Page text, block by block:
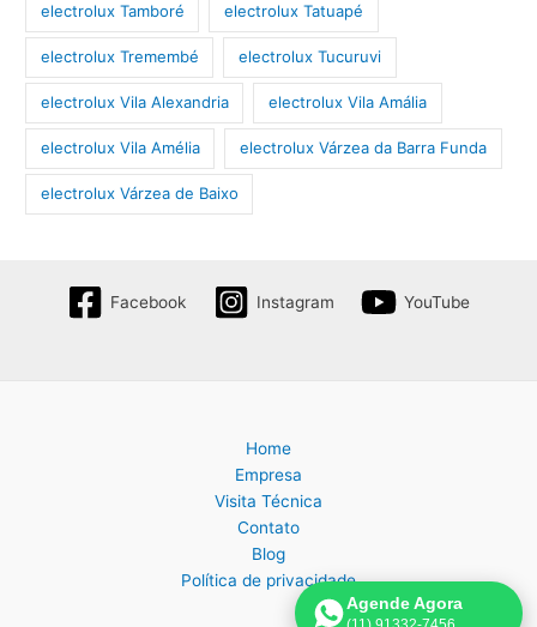
electrolux Tamboré electrolux Tatuapé
electrolux Tremembé electrolux Tucuruvi
electrolux Vila Alexandria electrolux Vila Amália
electrolux Vila Amélia electrolux Várzea da Barra Funda
electrolux Várzea de Baixo
Facebook Instagram YouTube
Home
Empresa
Visita Técnica
Contato
Blog
Política de privacidade
Agende Agora